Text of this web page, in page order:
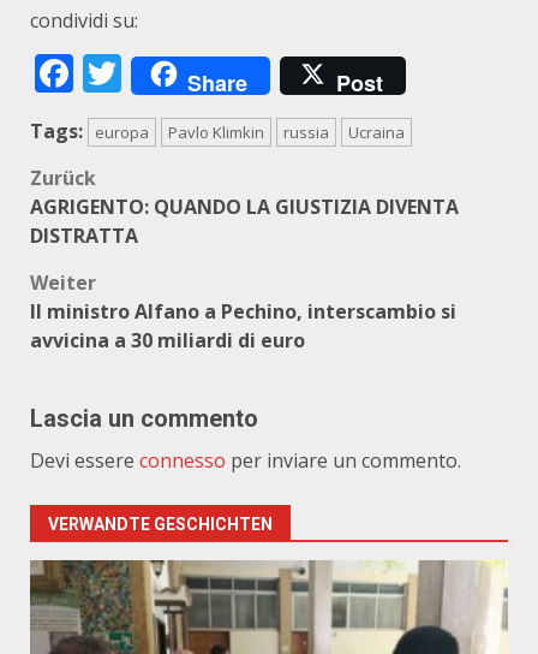
condividi su:
Facebook
Twitter
Share Post
Tags: europa Pavlo Klimkin russia Ucraina
Beitragsnavigation
Zurück
AGRIGENTO: QUANDO LA GIUSTIZIA DIVENTA
DISTRATTA
Weiter
Il ministro Alfano a Pechino, interscambio si
avvicina a 30 miliardi di euro
Lascia un commento
Devi essere connesso per inviare un commento.
VERWANDTE GESCHICHTEN